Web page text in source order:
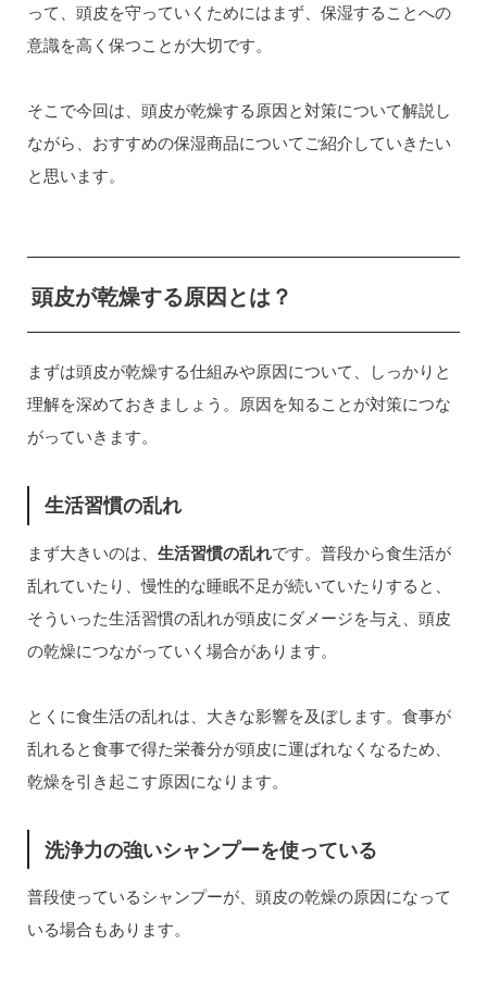
って、頭皮を守っていくためにはまず、保湿することへの
意識を高く保つことが大切です。
そこで今回は、頭皮が乾燥する原因と対策について解説し
ながら、おすすめの保湿商品についてご紹介していきたい
と思います。
頭皮が乾燥する原因とは？
まずは頭皮が乾燥する仕組みや原因について、しっかりと
理解を深めておきましょう。原因を知ることが対策につな
がっていきます。
生活習慣の乱れ
まず大きいのは、 生活習慣の乱れです。普段から食生活が
乱れていたり、慢性的な睡眠不足が続いていたりすると、
そういった生活習慣の乱れが頭皮にダメージを与え、頭皮
の乾燥につながっていく場合があります。
とくに食生活の乱れは、大きな影響を及ぼします。食事が
乱れると食事で得た栄養分が頭皮に運ばれなくなるため、
乾燥を引き起こす原因になります。
洗浄力の強いシャンプーを使っている
普段使っているシャンプーが、頭皮の乾燥の原因になって
いる場合もあります。